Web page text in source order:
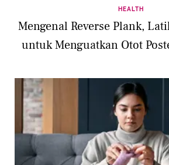
HEALTH
Mengenal Reverse Plank,
untuk Menguatkan Otot